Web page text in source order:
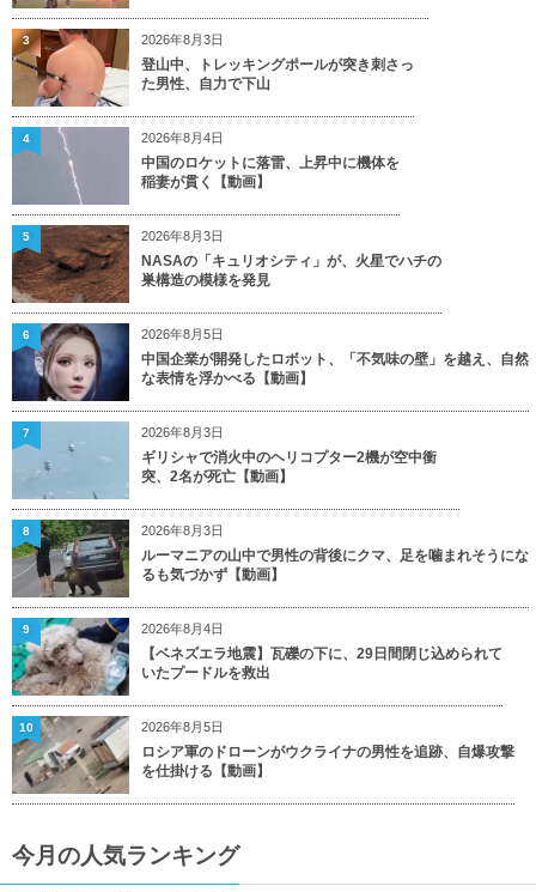
2026年8月3日
登山中、トレッキングポールが突き刺さっ
た男性、自力で下山
3
2026年8月4日
中国のロケットに落雷、上昇中に機体を
稲妻が貫く【動画】
4
2026年8月3日
NASAの「キュリオシティ」が、火星でハチの
巣構造の模様を発見
5
2026年8月5日
中国企業が開発したロボット、「不気味の壁」を越え、自然
な表情を浮かべる【動画】
6
2026年8月3日
ギリシャで消火中のヘリコプター2機が空中衝
突、2名が死亡【動画】
7
2026年8月3日
ルーマニアの山中で男性の背後にクマ、足を噛まれそうにな
るも気づかず【動画】
8
2026年8月4日
【ベネズエラ地震】瓦礫の下に、29日間閉じ込められて
いたプードルを救出
9
2026年8月5日
ロシア軍のドローンがウクライナの男性を追跡、自爆攻撃
を仕掛ける【動画】
10
今月の人気ランキング